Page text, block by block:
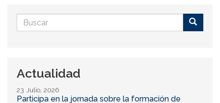
Formulario
de
Actualidad
23 Julio, 2026
Participa en la jornada sobre la formación de